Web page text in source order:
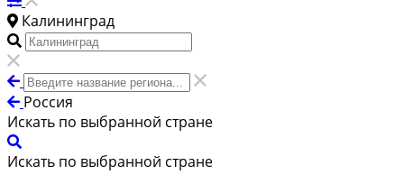
Калининград
Россия
Искать по выбранной стране
Искать по выбранной стране